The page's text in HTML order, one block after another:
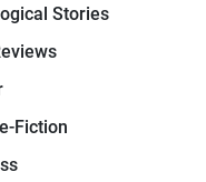
Stories
Fiction